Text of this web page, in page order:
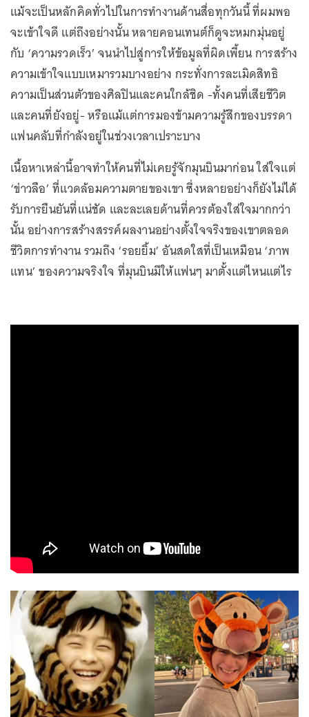
แม้จะเป็นหลักคิดทั่วไปในการทำงานด้านสื่อทุกวันนี้ ที่ผมพอ
จะเข้าใจดี แต่ถึงอย่างนั้น หลายคอนเทนต์ก็ดูจะหมกมุ่นอยู่
กับ ‘ความรวดเร็ว’ จนนำไปสู่การให้ข้อมูลที่ผิดเพี้ยน การสร้าง
ความเข้าใจแบบเหมารวมบางอย่าง กระทั่งการละเมิดสิทธิ
ความเป็นส่วนตัวของศิลปินและคนใกล้ชิด -ทั้งคนที่เสียชีวิต
และคนที่ยังอยู่- หรือแม้แต่การมองข้ามความรู้สึกของบรรดา
แฟนคลับที่กำลังอยู่ในช่วงเวลาเปราะบาง
เนื้อหาเหล่านี้อาจทำให้คนที่ไม่เคยรู้จักมุนบินมาก่อน ใส่ใจแต่
‘ข่าวลือ’ ที่แวดล้อมความตายของเขา ซึ่งหลายอย่างก็ยังไม่ได้
รับการยืนยันที่แน่ชัด และละเลยด้านที่ควรต้องใส่ใจมากกว่า
นั้น อย่างการสร้างสรรค์ผลงานอย่างตั้งใจจริงของเขาตลอด
ชีวิตการทำงาน รวมถึง ‘รอยยิ้ม’ อันสดใสที่เป็นเหมือน ‘ภาพ
แทน’ ของความจริงใจ ที่มุนบินมีให้แฟนๆ มาตั้งแต่ไหนแต่ไร